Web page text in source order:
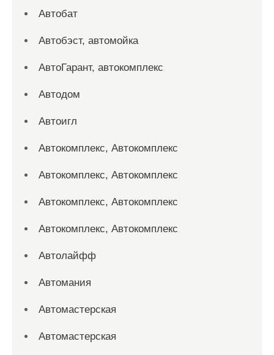
Автобат
Автобэст, автомойка
АвтоГарант, автокомплекс
Автодом
Автоигл
Автокомплекс, Автокомплекс
Автокомплекс, Автокомплекс
Автокомплекс, Автокомплекс
Автокомплекс, Автокомплекс
Автолайфф
Автомания
Автомастерская
Автомастерская